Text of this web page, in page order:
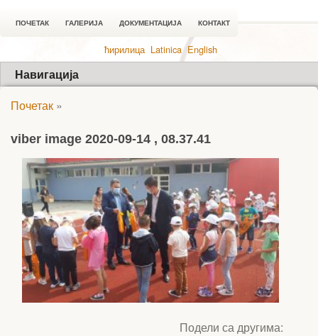
ПОЧЕТАК ГАЛЕРИЈА ДОКУМЕНТАЦИЈА КОНТАКТ
ћирилица Latinica English
Навигација
Почетак »
viber image 2020-09-14 , 08.37.41
Подели са другима: